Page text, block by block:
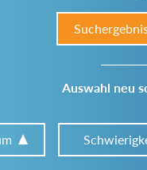
Auswahl neu